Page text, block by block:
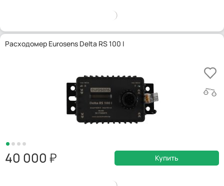
Расходомер Eurosens Delta RS 100 I
40 000 Купить